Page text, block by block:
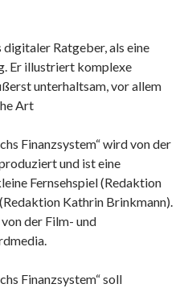
Ratgeber, als eine
Er illustriert komplexe
unterhaltsam, vor allem
Art
Finanzsystem“ wird von der
und ist eine
Fernsehspiel (Redaktion
Kathrin Brinkmann).
der Film- und
Finanzsystem“ soll